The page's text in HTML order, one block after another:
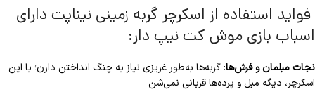
فواید استفاده از اسکرچر گربه زمینی نیناپت دارای
اسباب بازی موش کت نیپ دار:
نجات مبلمان و فرش‌ها: گربه‌ها به‌طور غریزی نیاز به چنگ انداختن دارن؛ با این
اسکرچر، دیگه مبل و پرده‌ها قربانی نمی‌شن